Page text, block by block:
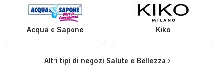
Acqua e Sapone Kiko
Altri tipi di negozi Salute e Bellezza